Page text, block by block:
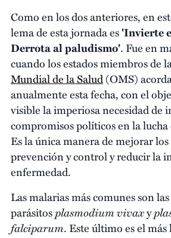
Como en los dos anteriores, en
lema de esta jornada es'Invierte
Derrota al paludismo'. Fue en
cuando los estados miembros de
Mundial de la Salud(OMS)
anualmente esta fecha, con el
visible la imperiosa necesidad de
compromisos políticos en la
Es la única manera de mejorar
prevención y control y reducir la
enfermedad.
Las malarias más comunes son
parásitosplasmodium vivaxy
falciparum. Este último es el